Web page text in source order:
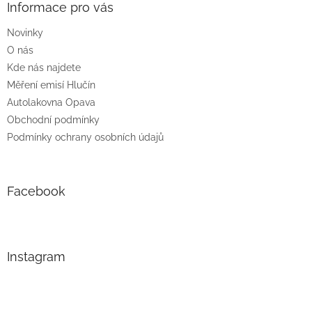
Informace pro vás
Novinky
O nás
Kde nás najdete
Měření emisí Hlučín
Autolakovna Opava
Obchodní podmínky
Podmínky ochrany osobních údajů
Facebook
Instagram